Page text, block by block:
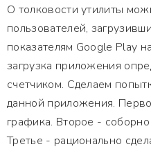
О толковости утилиты
пользователей,
показателям Google Play
загрузка приложения
счетчиком. Сделаем
данной приложения.
графика. Второе -
Третье - рационально